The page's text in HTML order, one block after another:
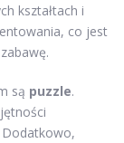
kształtach i
co jest
są puzzle.